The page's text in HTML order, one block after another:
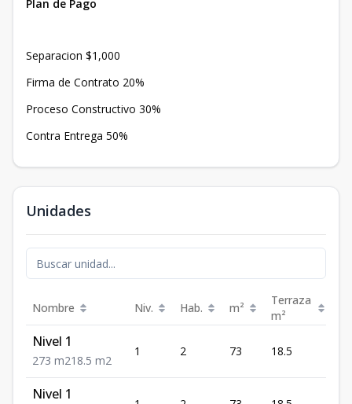
Plan de Pago
Separacion $1,000
Firma de Contrato 20%
Proceso Constructivo 30%
Contra Entrega 50%
Unidades
Nombre Niv. Hab. m²
Terraza
m²
Nivel 1
273 m218.5 m2
1 2 73 18.5
Nivel 1